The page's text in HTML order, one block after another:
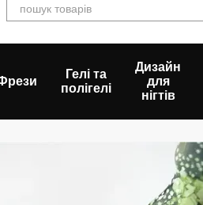
Гелі та
полігелі
Дизайн
для
нігтів